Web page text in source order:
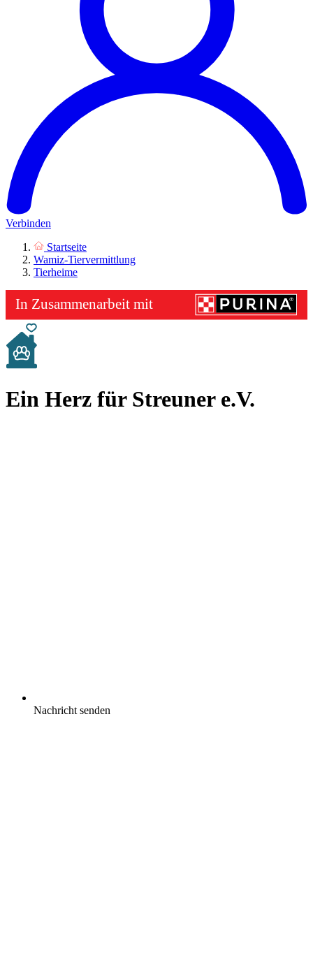
Verbinden
Startseite
Wamiz-Tiervermittlung
Tierheime
Ein Herz für Streuner e.V.
Nachricht senden